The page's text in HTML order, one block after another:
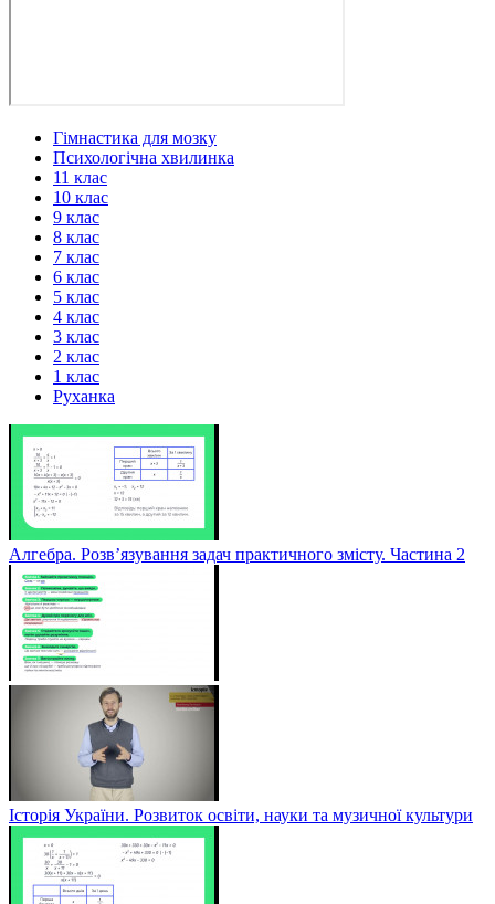
Гімнастика для мозку
Психологічна хвилинка
11 клас
10 клас
9 клас
8 клас
7 клас
6 клас
5 клас
4 клас
3 клас
2 клас
1 клас
Руханка
Алгебра. Розв’язування задач практичного змісту. Частина 2
Історія України. Розвиток освіти, науки та музичної культури